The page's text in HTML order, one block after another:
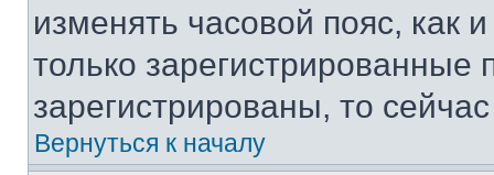
изменять часовой пояс, как
только
зарегистрированы, то
Вернуться к началу